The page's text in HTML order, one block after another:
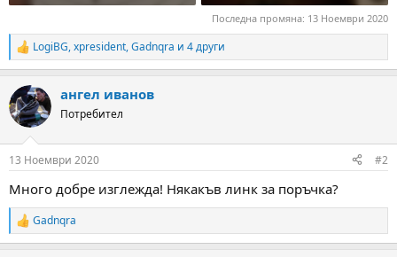
Последна промяна: 13 Ноември 2020
R
e
c
t
i
s
LogiBG,xpresident,Gadnqra и 4 други
ангел иванов
Потребител
13 Ноември 2020 #2
Много добре изглежда! Някакъв линк за поръчка?
R
e
Gadnqra